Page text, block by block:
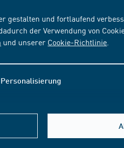
gestalten und fortlaufend
der Verwendung von
und unserer Cookie-Richtlinie
Personalisierung